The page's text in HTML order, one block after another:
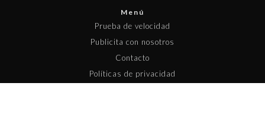
Menú
Prueba de velocidad
Publicita con nosotros
Contacto
Políticas de privacidad